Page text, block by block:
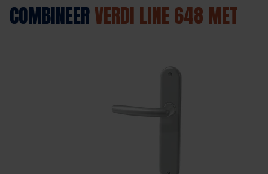
COMBINEERVERDI LINE 648 MET